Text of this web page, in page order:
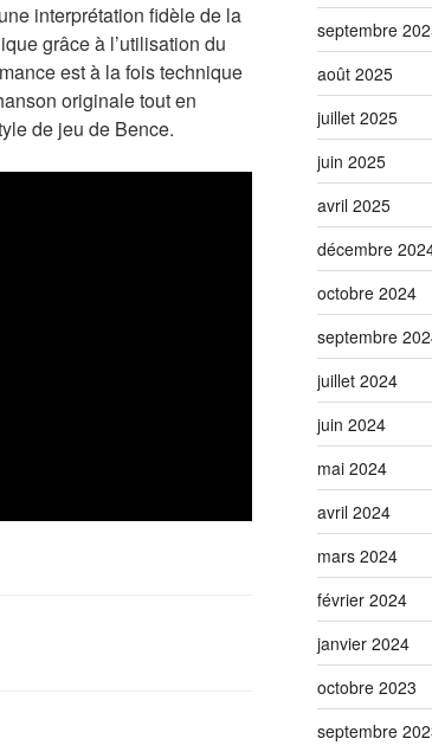
interprétation fidèle de la
grâce à l’utilisation du
est à la fois technique
originale tout en
de jeu de Bence.
septembre
août 2025
juillet 2025
juin 2025
avril 2025
décembre
octobre 2024
septembre
juillet 2024
juin 2024
mai 2024
avril 2024
mars 2024
février 2024
janvier 2024
octobre 2023
septembre